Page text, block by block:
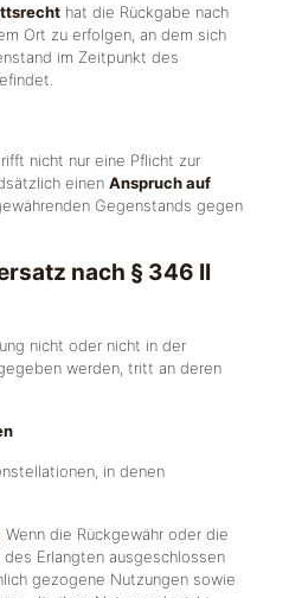
hat die Rückgabe nach
Ort zu erfolgen, an dem sich
im Zeitpunkt des
nicht nur eine Pflicht zur
einen Anspruch auf
Gegenstands gegen
nach § 346 II
nicht oder nicht in der
werden, tritt an deren
in denen
Wenn die Rückgewähr oder die
Erlangten ausgeschlossen
gezogene Nutzungen sowie